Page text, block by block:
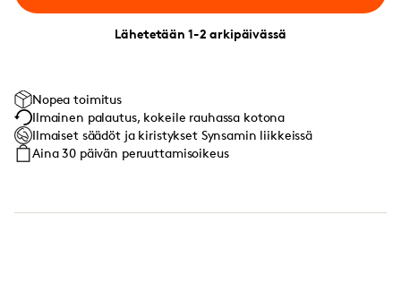
Lähetetään 1-2 arkipäivässä
Nopea toimitus
Ilmainen palautus, kokeile rauhassa kotona
Ilmaiset säädöt ja kiristykset Synsamin liikkeissä
Aina 30 päivän peruuttamisoikeus